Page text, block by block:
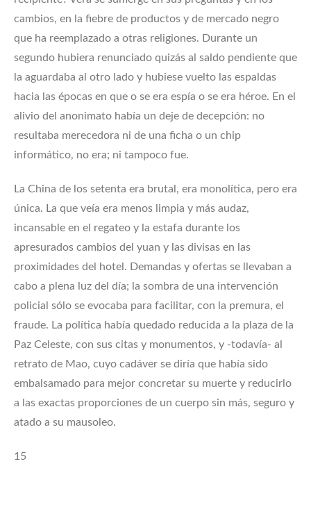
cambios, en la fiebre de productos y de mercado negro
que ha reemplazado a otras religiones. Durante un
segundo hubiera renunciado quizás al saldo pendiente que
la aguardaba al otro lado y hubiese vuelto las espaldas
hacia las épocas en que o se era espía o se era héroe. En el
alivio del anonimato había un deje de decepción: no
resultaba merecedora ni de una ficha o un chip
informático, no era; ni tampoco fue.
La China de los setenta era brutal, era monolítica, pero era
única. La que veía era menos limpia y más audaz,
incansable en el regateo y la estafa durante los
apresurados cambios del yuan y las divisas en las
proximidades del hotel. Demandas y ofertas se llevaban a
cabo a plena luz del día; la sombra de una intervención
policial sólo se evocaba para facilitar, con la premura, el
fraude. La política había quedado reducida a la plaza de la
Paz Celeste, con sus citas y monumentos, y -todavía- al
retrato de Mao, cuyo cadáver se diría que había sido
embalsamado para mejor concretar su muerte y reducirlo
a las exactas proporciones de un cuerpo sin más, seguro y
atado a su mausoleo.
15